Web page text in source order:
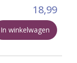
18,99
In winkelwagen